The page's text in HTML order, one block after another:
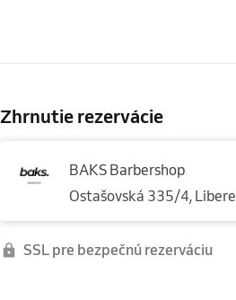
Zhrnutie rezervácie
BAKS Barbershop
Ostašovská 335/4,
SSL pre bezpečnú rezerváciu